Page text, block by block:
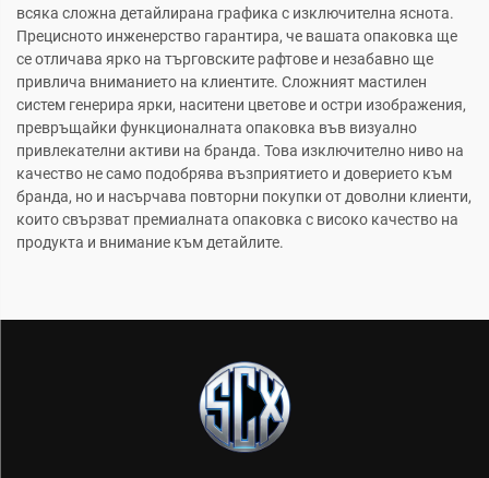
всяка сложна детайлирана графика с изключителна яснота.
Прецисното инженерство гарантира, че вашата опаковка ще
се отличава ярко на търговските рафтове и незабавно ще
привлича вниманието на клиентите. Сложният мастилен
систем генерира ярки, наситени цветове и остри изображения,
превръщайки функционалната опаковка във визуално
привлекателни активи на бранда. Това изключително ниво на
качество не само подобрява възприятието и доверието към
бранда, но и насърчава повторни покупки от доволни клиенти,
които свързват премиалната опаковка с високо качество на
продукта и внимание към детайлите.